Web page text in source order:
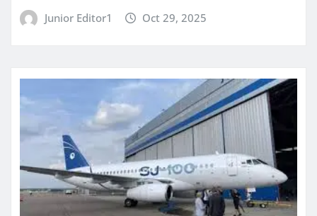
Junior Editor1 Oct 29, 2025